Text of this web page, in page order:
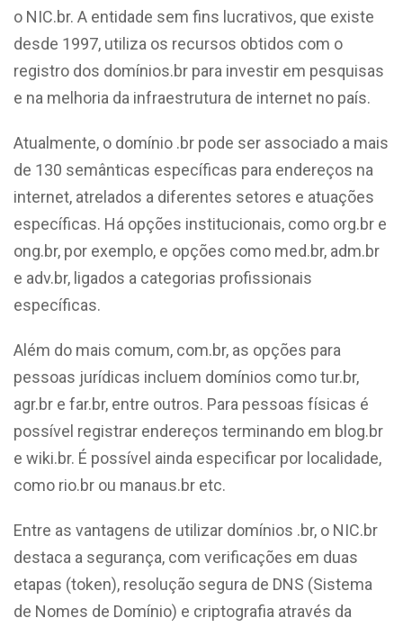
o NIC.br. A entidade sem fins lucrativos, que existe
desde 1997, utiliza os recursos obtidos com o
registro dos domínios.br para investir em pesquisas
e na melhoria da infraestrutura de internet no país.
Atualmente, o domínio .br pode ser associado a mais
de 130 semânticas específicas para endereços na
internet, atrelados a diferentes setores e atuações
específicas. Há opções institucionais, como org.br e
ong.br, por exemplo, e opções como med.br, adm.br
e adv.br, ligados a categorias profissionais
específicas.
Além do mais comum, com.br, as opções para
pessoas jurídicas incluem domínios como tur.br,
agr.br e far.br, entre outros. Para pessoas físicas é
possível registrar endereços terminando em blog.br
e wiki.br. É possível ainda especificar por localidade,
como rio.br ou manaus.br etc.
Entre as vantagens de utilizar domínios .br, o NIC.br
destaca a segurança, com verificações em duas
etapas (token), resolução segura de DNS (Sistema
de Nomes de Domínio) e criptografia através da